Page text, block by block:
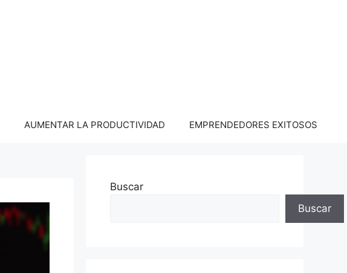
AUMENTAR LA PRODUCTIVIDAD EMPRENDEDORES EXITOSOS
Buscar
Buscar